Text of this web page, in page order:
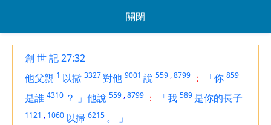
關閉
創 世 記 27:32
他父親 1 以撒 3327對他 9001 說 559 ,8799 ： 「你 859
是誰 4310 ？ 」他說 559 ,8799 ： 「我 589 是你的長子
1121 , 1060 以掃 6215 。
」